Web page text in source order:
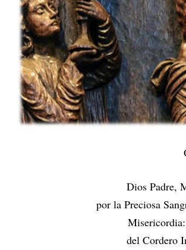
Dios Padre,
por la Preciosa
del Cordero